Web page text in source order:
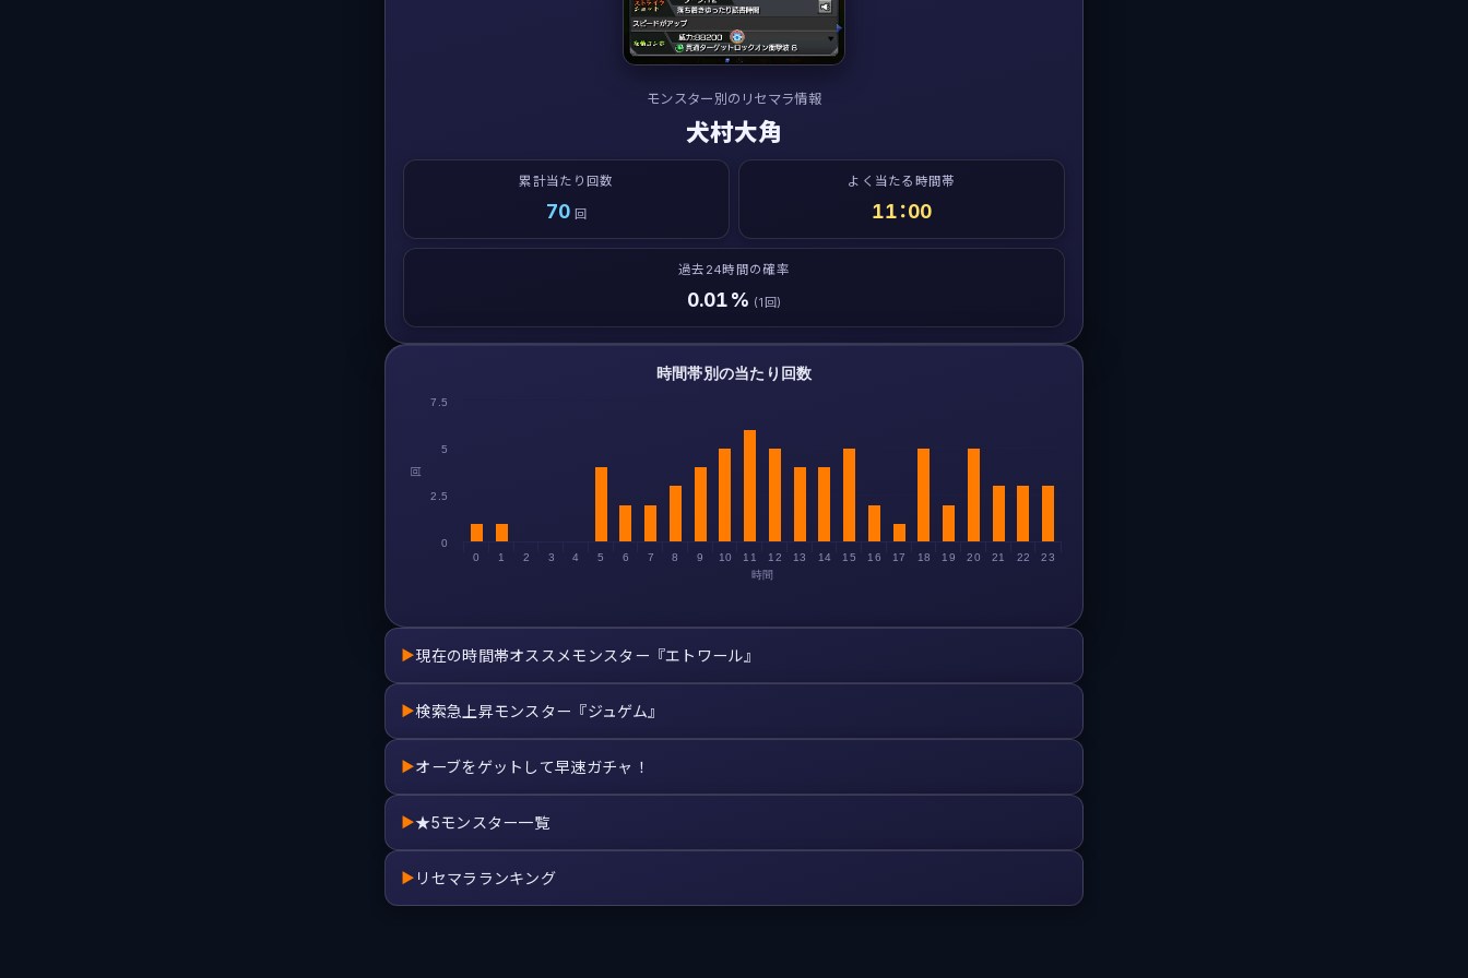
モンスター別のリセマラ情報
犬村大角
累計当たり回数
70 回
よく当たる時間帯
11：00
過去24時間の確率
0.01% (1回)
時間
回
時間帯別の当たり回数
0 1 2 3 4 5 6 7 8 9 10 11 12 13 14 15 16 17 18 19 20 21 22 23
0
2.5
5
7.5
▶現在の時間帯オススメモンスター『エトワール』
▶検索急上昇モンスター『ジュゲム』
▶オーブをゲットして早速ガチャ！
▶★5モンスター一覧
▶ リセマラランキング